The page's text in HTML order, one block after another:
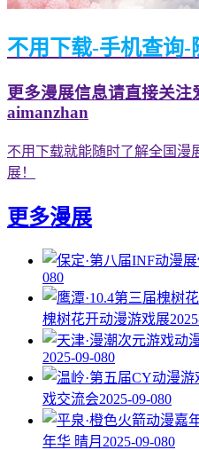
不用下载-手机查询
更多漫展信息请直接关注
aimanzhan
不用下载就能随时了解全国漫
展！
更多漫展
080
槐树花开动漫游戏展
2025-09-080
戏交流会2025-09-080
年华 晴月 2025-09-080